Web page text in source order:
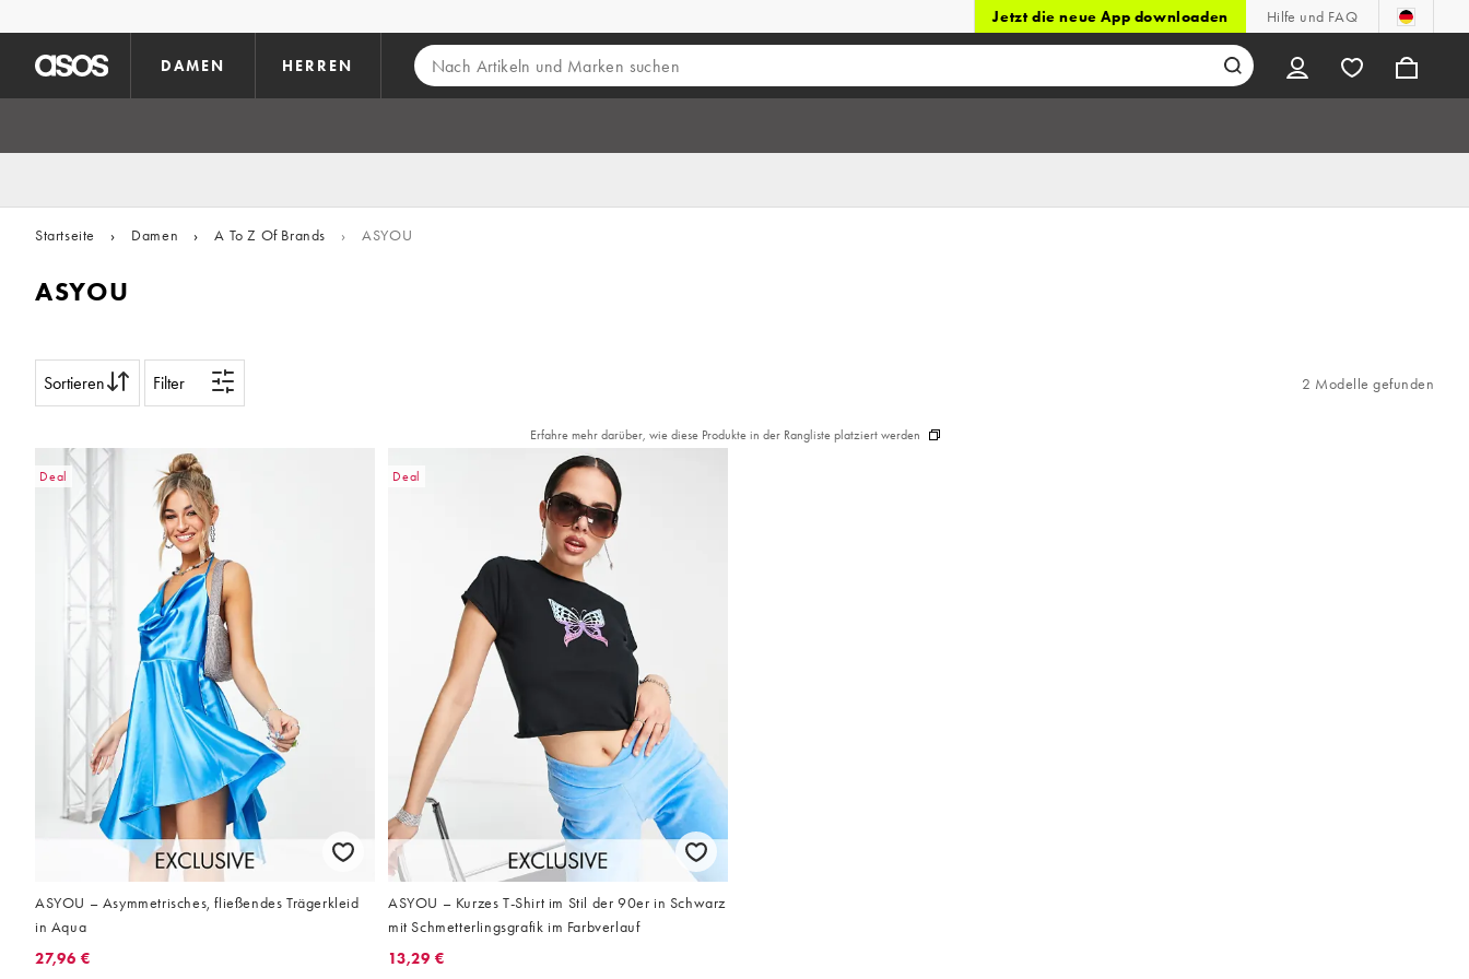
Jetzt die neue App downloaden Hilfe und FAQ
DAMEN HERREN
Startseite › Damen › A To Z Of Brands › ASYOU
ASYOU
Sortieren Filter 2 Modelle gefunden
Erfahre mehr darüber, wie diese Produkte in der Rangliste platziert werden
Deal
ASYOU – Asymmetrisches, fließendes Trägerkleid
in Aqua
27,96 €
Deal
ASYOU – Kurzes T-Shirt im Stil der 90er in Schwarz
mit Schmetterlingsgrafik im Farbverlauf
13,29 €